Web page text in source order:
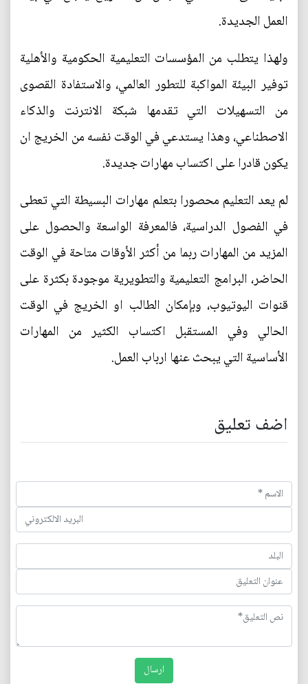
العمل الجديدة.
ولهذا يتطلب من المؤسسات التعليمية الحكومية والأهلية
توفير البيئة المواكبة للتطور العالمي، والاستفادة القصوى
من التسهيلات التي تقدمها شبكة الانترنت والذكاء
الاصطناعي، وهذا يستدعي في الوقت نفسه من الخريج ان
يكون قادرا على اكتساب مهارات جديدة.
لم يعد التعليم محصورا بتعلم مهارات البسيطة التي تعطى
في الفصول الدراسية، فالمعرفة الواسعة والحصول على
المزيد من المهارات ربما من أكثر الأوقات متاحة في الوقت
الحاضر، البرامج التعليمية والتطويرية موجودة بكثرة على
قنوات اليوتيوب، وبإمكان الطالب او الخريج في الوقت
الحالي وفي المستقبل اكتساب الكثير من المهارات
الأساسية التي يبحث عنها ارباب العمل.
اضف تعليق